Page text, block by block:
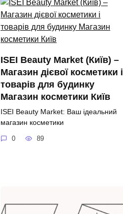
ISEI Beauty Market (Київ) –
Магазин дієвої косметики і
товарів для будинку
Магазин косметики Київ
ISEI Beauty Market: Ваш ідеальний
магазин косметики
0 89